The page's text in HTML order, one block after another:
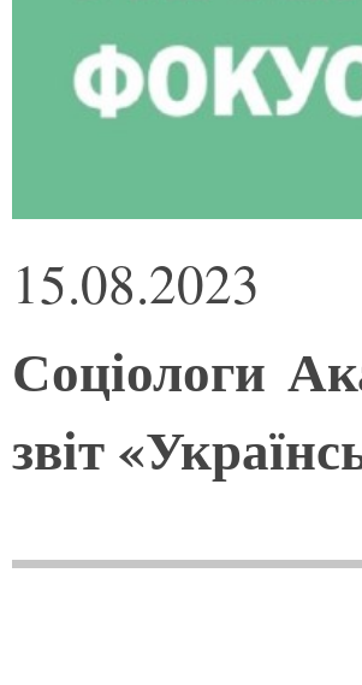
15.08.2023
Соціологи
звіт